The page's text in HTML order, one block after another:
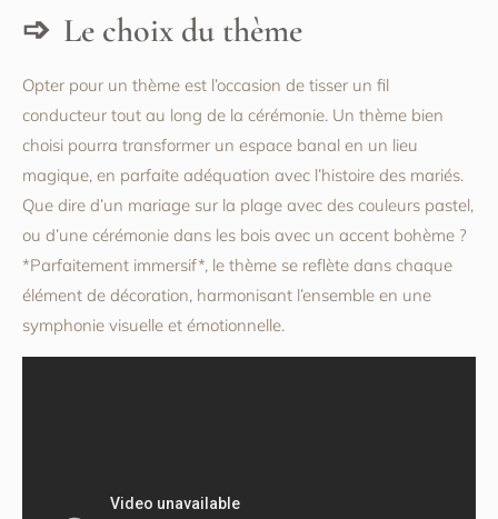
Le choix du thème
Opter pour un thème est l’occasion de tisser un fil
conducteur tout au long de la cérémonie. Un thème bien
choisi pourra transformer un espace banal en un lieu
magique, en parfaite adéquation avec l’histoire des mariés.
Que dire d’un mariage sur la plage avec des couleurs pastel,
ou d’une cérémonie dans les bois avec un accent bohème ?
*Parfaitement immersif*, le thème se reflète dans chaque
élément de décoration, harmonisant l’ensemble en une
symphonie visuelle et émotionnelle.